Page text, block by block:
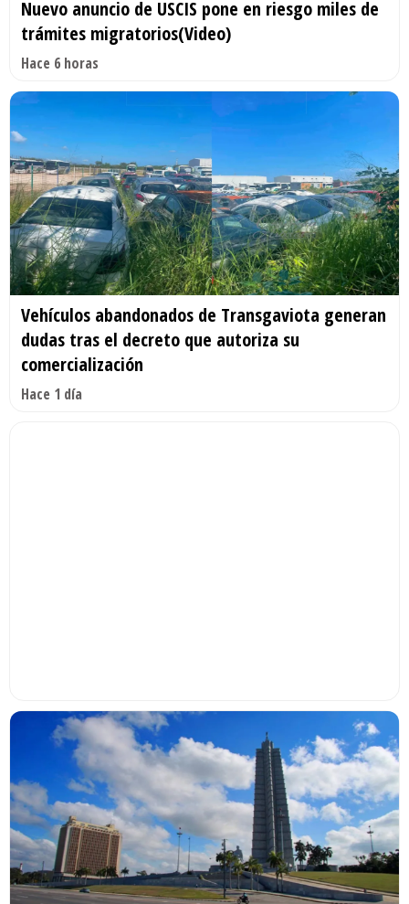
Nuevo anuncio de USCIS pone en riesgo miles de
trámites migratorios(Video)
Hace 6 horas
Vehículos abandonados de Transgaviota generan
dudas tras el decreto que autoriza su
comercialización
Hace 1 día